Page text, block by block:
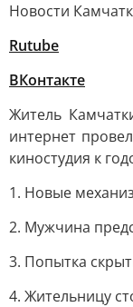
Новости
Rutube
ВКонтакте
Житель
интернет
киностудия к
1. Новые
2. Мужчина
3. Попытка
4. Жительницу